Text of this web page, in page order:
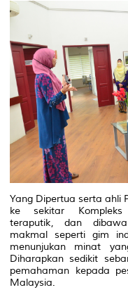
Yang Dipertua serta ahli
ke sekitar Kompleks
teraputik, dan
makmal seperti gim
menunjukan minat
Diharapkan sedikit
pemahaman kepada
Malaysia.